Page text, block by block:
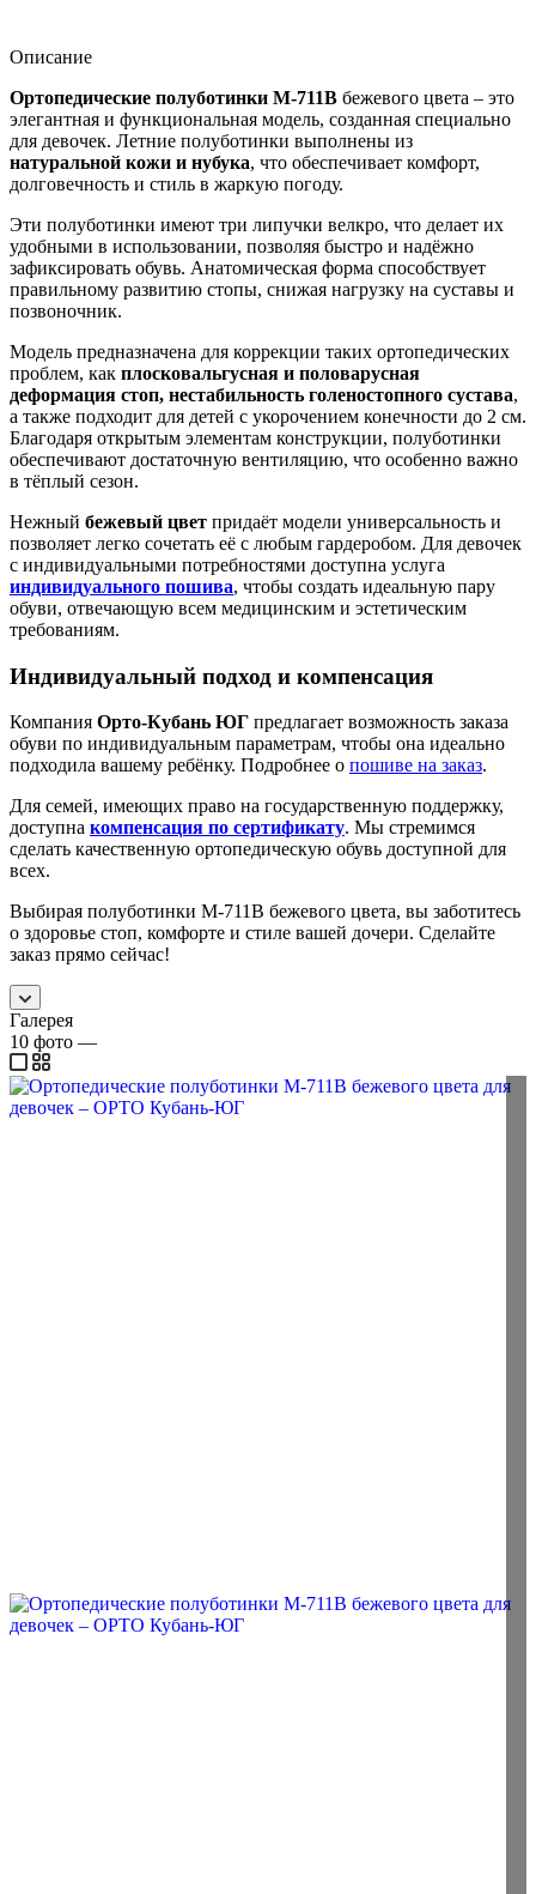
Описание
Ортопедические полуботинки М-711В бежевого цвета – это
элегантная и функциональная модель, созданная специально
для девочек. Летние полуботинки выполнены из
натуральной кожи и нубука, что обеспечивает комфорт,
долговечность и стиль в жаркую погоду.
Эти полуботинки имеют три липучки велкро, что делает их
удобными в использовании, позволяя быстро и надёжно
зафиксировать обувь. Анатомическая форма способствует
правильному развитию стопы, снижая нагрузку на суставы и
позвоночник.
Модель предназначена для коррекции таких ортопедических
проблем, как плосковальгусная и половарусная
деформация стоп, нестабильность голеностопного сустава,
а также подходит для детей с укорочением конечности до 2 см.
Благодаря открытым элементам конструкции, полуботинки
обеспечивают достаточную вентиляцию, что особенно важно
в тёплый сезон.
Нежный бежевый цвет придаёт модели универсальность и
позволяет легко сочетать её с любым гардеробом. Для девочек
с индивидуальными потребностями доступна услуга
индивидуального пошива, чтобы создать идеальную пару
обуви, отвечающую всем медицинским и эстетическим
требованиям.
Индивидуальный подход и компенсация
Компания Орто-Кубань ЮГ предлагает возможность заказа
обуви по индивидуальным параметрам, чтобы она идеально
подходила вашему ребёнку. Подробнее о пошиве на заказ.
Для семей, имеющих право на государственную поддержку,
доступна компенсация по сертификату. Мы стремимся
сделать качественную ортопедическую обувь доступной для
всех.
Выбирая полуботинки М-711В бежевого цвета, вы заботитесь
о здоровье стоп, комфорте и стиле вашей дочери. Сделайте
заказ прямо сейчас!
Галерея
10 фото —